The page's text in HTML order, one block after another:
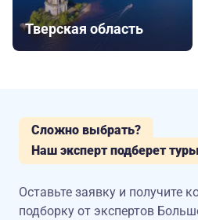
Тверская область
Сложно выбрать?
Наш эксперт подберет
Оставьте заявку и получите
подборку от экспертов